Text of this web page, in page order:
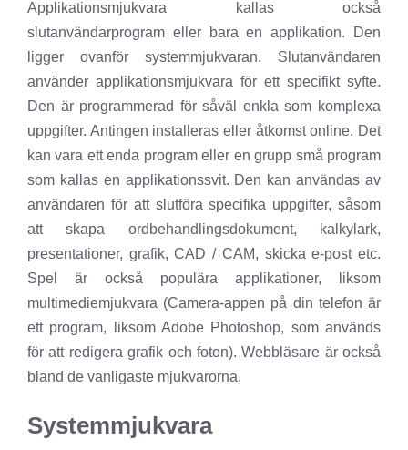
Applikationsmjukvara kallas också
slutanvändarprogram eller bara en applikation. Den
ligger ovanför systemmjukvaran. Slutanvändaren
använder applikationsmjukvara för ett specifikt syfte.
Den är programmerad för såväl enkla som komplexa
uppgifter. Antingen installeras eller åtkomst online. Det
kan vara ett enda program eller en grupp små program
som kallas en applikationssvit. Den kan användas av
användaren för att slutföra specifika uppgifter, såsom
att skapa ordbehandlingsdokument, kalkylark,
presentationer, grafik, CAD / CAM, skicka e-post etc.
Spel är också populära applikationer, liksom
multimediemjukvara (Camera-appen på din telefon är
ett program, liksom Adobe Photoshop, som används
för att redigera grafik och foton). Webbläsare är också
bland de vanligaste mjukvarorna.
Systemmjukvara